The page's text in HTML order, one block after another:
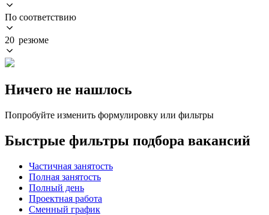
По соответствию
20 резюме
Ничего не нашлось
Попробуйте изменить формулировку или фильтры
Быстрые фильтры подбора вакансий
Частичная занятость
Полная занятость
Полный день
Проектная работа
Сменный график